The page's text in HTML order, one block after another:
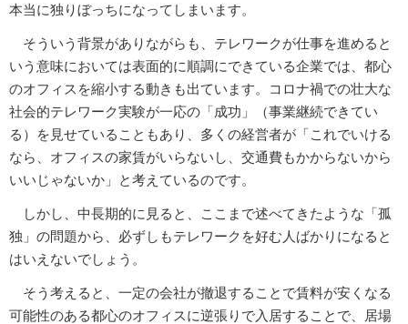
本当に独りぼっちになってしまいます。
そういう背景がありながらも、テレワークが仕事を進めると
いう意味においては表面的に順調にできている企業では、都心
のオフィスを縮小する動きも出ています。コロナ禍での壮大な
社会的テレワーク実験が一応の「成功」（事業継続できてい
る）を見せていることもあり、多くの経営者が「これでいける
なら、オフィスの家賃がいらないし、交通費もかからないから
いいじゃないか」と考えているのです。
しかし、中長期的に見ると、ここまで述べてきたような「孤
独」の問題から、必ずしもテレワークを好む人ばかりになると
はいえないでしょう。
そう考えると、一定の会社が撤退することで賃料が安くなる
可能性のある都心のオフィスに逆張りで入居することで、居場